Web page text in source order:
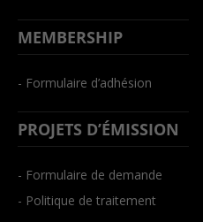
MEMBERSHIP
- Formulaire d’adhésion
PROJETS D’ÉMISSION
- Formulaire de demande
- Politique de traitement